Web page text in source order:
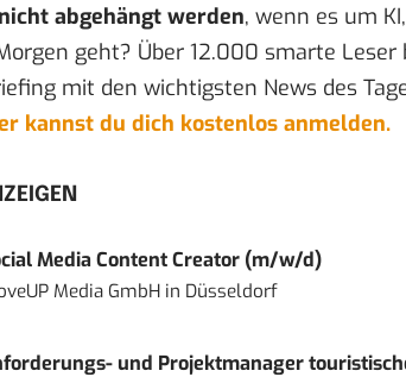
abgehängt werden, wenn es um
geht? Über 12.000 smarte Leser
mit den wichtigsten News des
kannst du dich kostenlos anmelden.
Media Content Creator (m/w/d)
Media GmbHin Düsseldorf
und Projektmanager